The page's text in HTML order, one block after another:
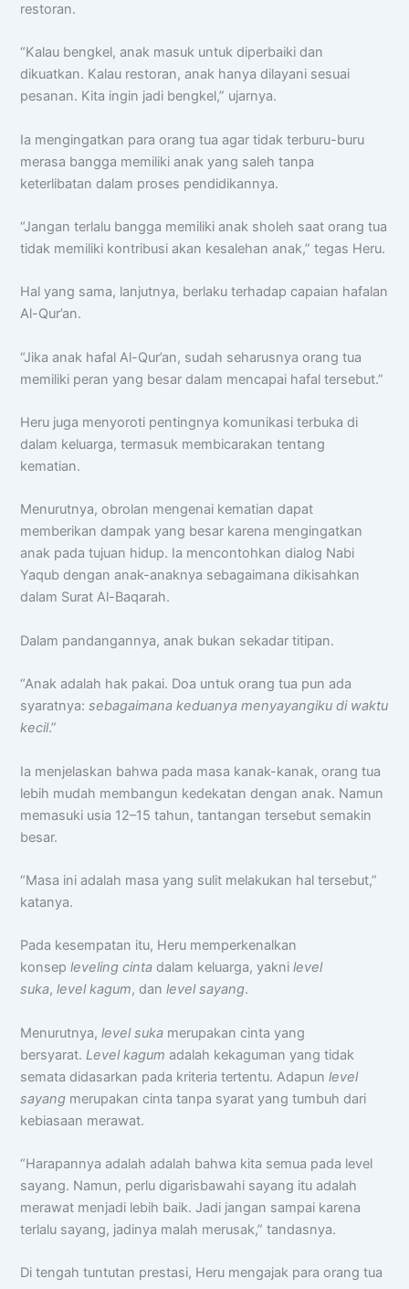
Chat AISA
SpemdalasAssistant.
Ada yang bisa saya bantu?
📝 Info Pendaftaran (PPDB)
🏆 Program Unggulan
📍 Lokasi & Kontak
restoran.
“Kalau bengkel, anak masuk untuk diperbaiki dan
dikuatkan. Kalau restoran, anak hanya dilayani sesuai
pesanan. Kita ingin jadi bengkel,” ujarnya.
Ia mengingatkan para orang tua agar tidak terburu-buru
merasa bangga memiliki anak yang saleh tanpa
keterlibatan dalam proses pendidikannya.
“Jangan terlalu bangga memiliki anak sholeh saat orang tua
tidak memiliki kontribusi akan kesalehan anak,” tegas Heru.
Hal yang sama, lanjutnya, berlaku terhadap capaian hafalan
Al-Qur’an.
“Jika anak hafal Al-Qur’an, sudah seharusnya orang tua
memiliki peran yang besar dalam mencapai hafal tersebut.”
Heru juga menyoroti pentingnya komunikasi terbuka di
dalam keluarga, termasuk membicarakan tentang
kematian.
Menurutnya, obrolan mengenai kematian dapat
memberikan dampak yang besar karena mengingatkan
anak pada tujuan hidup. Ia mencontohkan dialog Nabi
Yaqub dengan anak-anaknya sebagaimana dikisahkan
dalam Surat Al-Baqarah.
Dalam pandangannya, anak bukan sekadar titipan.
“Anak adalah hak pakai. Doa untuk orang tua pun ada
syaratnya:sebagaimana keduanya menyayangiku di waktu
kecil.”
Ia menjelaskan bahwa pada masa kanak-kanak, orang tua
lebih mudah membangun kedekatan dengan anak. Namun
memasuki usia 12–15 tahun, tantangan tersebut semakin
besar.
“Masa ini adalah masa yang sulit melakukan hal tersebut,”
katanya.
Pada kesempatan itu, Heru memperkenalkan
konsepleveling cinta dalam keluarga, yaknilevel
suka,level kagum, danlevel sayang.
Menurutnya,level suka merupakan cinta yang
bersyarat. Level kagum adalah kekaguman yang tidak
semata didasarkan pada kriteria tertentu. Adapunlevel
sayang merupakan cinta tanpa syarat yang tumbuh dari
kebiasaan merawat.
“Harapannya adalah adalah bahwa kita semua pada level
sayang. Namun, perlu digarisbawahi sayang itu adalah
merawat menjadi lebih baik. Jadi jangan sampai karena
terlalu sayang, jadinya malah merusak,” tandasnya.
Di tengah tuntutan prestasi, Heru mengajak para orang tua